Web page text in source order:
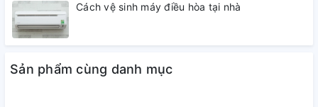
Thép không gỉ
Chất liệu khay ngăn lạnh:
Kính chịu lực
Cách vệ sinh máy điều hòa tại nhà
Sản phẩm cùng danh mục